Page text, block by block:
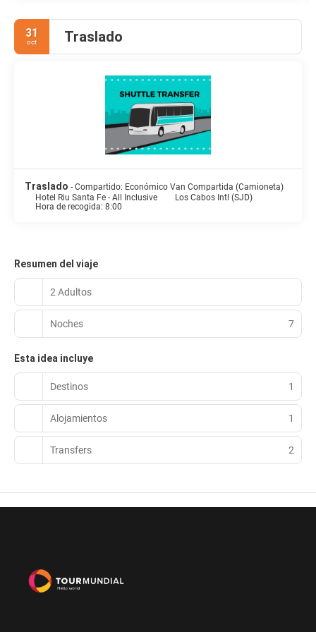
31
oct Traslado
Traslado - Compartido: Económico Van Compartida (Camioneta)
Hotel Riu Santa Fe - All Inclusive
Los Cabos Intl (SJD)
Hora de recogida: 8:00
Resumen del viaje
2 Adultos
Noches 7
Esta idea incluye
Destinos 1
Alojamientos 1
Transfers 2